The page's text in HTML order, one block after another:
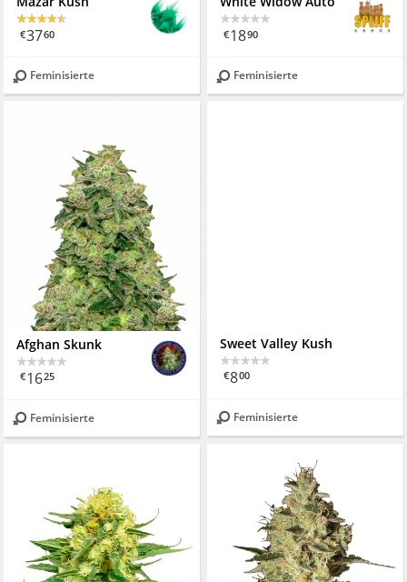
€3760
Feminisierte
€1890
Feminisierte
Afghan Skunk
€1625
Feminisierte
Sweet Valley Kush
€800
Feminisierte